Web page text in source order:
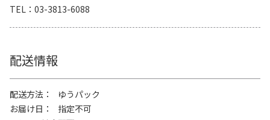
TEL
03-3813-6088
配送情報
配送方法
ゆうパック
お届け日
指定不可